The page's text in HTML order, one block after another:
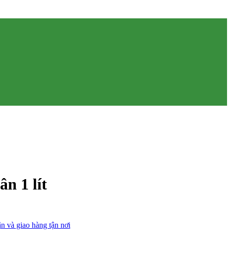
1 lít
và giao hàng tận nơi